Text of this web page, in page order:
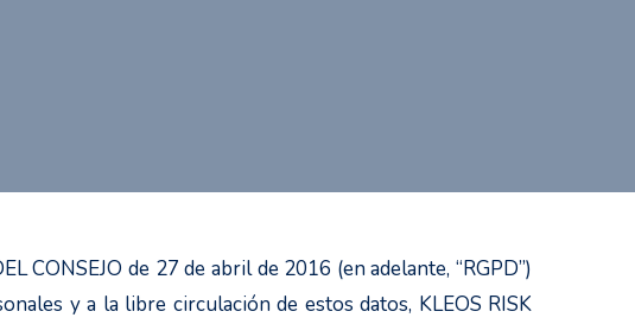
CONSEJO de 27 de abril de 2016 (en adelante, “RGPD”)
y a la libre circulación de estos datos, KLEOS RISK